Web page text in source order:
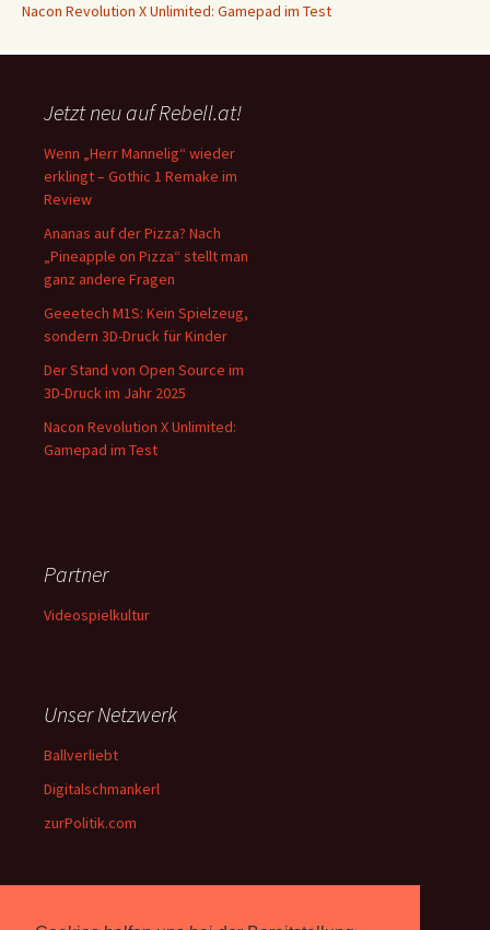
Nacon Revolution X Unlimited: Gamepad im Test
Jetzt neu auf Rebell.at!
Wenn „Herr Mannelig“ wieder
erklingt – Gothic 1 Remake im
Review
Ananas auf der Pizza? Nach
„Pineapple on Pizza“ stellt man
ganz andere Fragen
Geeetech M1S: Kein Spielzeug,
sondern 3D-Druck für Kinder
Der Stand von Open Source im
3D-Druck im Jahr 2025
Nacon Revolution X Unlimited:
Gamepad im Test
Partner
Videospielkultur
Unser Netzwerk
Ballverliebt
Digitalschmankerl
zurPolitik.com
Über Uns